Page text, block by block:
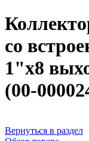
со
1"х8
(00-
Вернуться в раздел